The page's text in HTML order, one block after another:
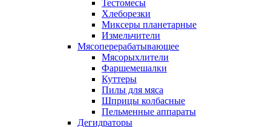
Тестомесы
Хлеборезки
Миксеры планетарные
Измельчители
Мясоперерабатывающее
Мясорыхлители
Фаршемешалки
Куттеры
Пилы для мяса
Шприцы колбасные
Пельменные аппараты
Дегидраторы